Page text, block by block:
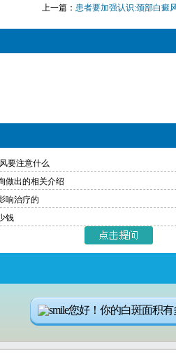
上一篇：患者要加强认识:颈部白癜
要注意什么
做出的相关介绍
响治疗的
钱
您好！你的白斑面积有